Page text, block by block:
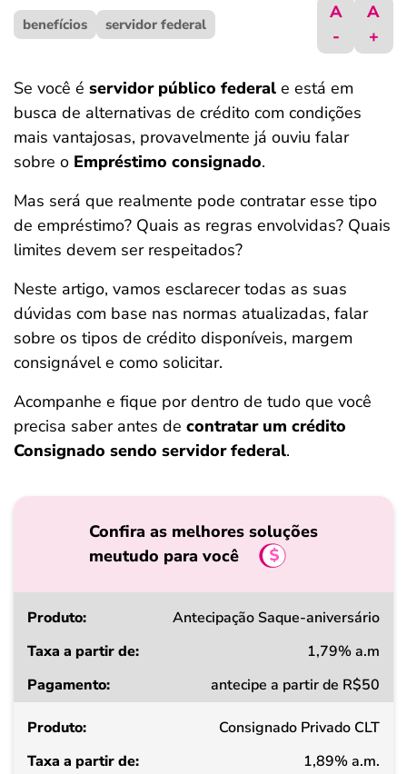
ferramentas
benefícios servidor federal
A
-
A
+
Se você é servidor público federal e está em
busca de alternativas de crédito com condições
mais vantajosas, provavelmente já ouviu falar
sobre o Empréstimo consignado.
Mas será que realmente pode contratar esse tipo
de empréstimo? Quais as regras envolvidas? Quais
limites devem ser respeitados?
Neste artigo, vamos esclarecer todas as suas
dúvidas com base nas normas atualizadas, falar
sobre os tipos de crédito disponíveis, margem
consignável e como solicitar.
Acompanhe e fique por dentro de tudo que você
precisa saber antes de contratar um crédito
Consignado sendo servidor federal.
Confira as melhores soluções
meutudo para você
Produto
Taxa
a
de
Antecipação Saque-aniversário
1,79% a.m
antecipe a partir de R$50
Consignado Privado CLT
1,89% a.m.